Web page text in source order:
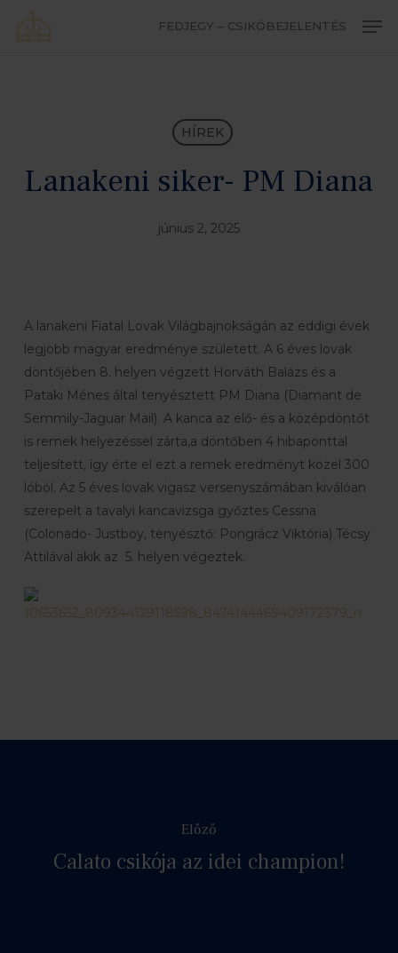
FEDJEGY – CSIKÓBEJELENTÉS
HÍREK
Lanakeni siker- PM Diana
június 2, 2025
A lanakeni Fiatal Lovak Világbajnokságán az eddigi évek
legjobb magyar eredménye született. A 6 éves lovak
döntőjében 8. helyen végzett Horváth Balázs és a
Pataki Ménes által tenyésztett PM Diana (Diamant de
Semmily-Jaguar Mail). A kanca az elő- és a középdöntőt
is remek helyezéssel zárta,a döntőben 4 hibaponttal
teljesített, így érte el ezt a remek eredményt közel 300
lóból. Az 5 éves lovak vigasz versenyszámában kiválóan
szerepelt a tavalyi kancavizsga győztes Cessna
(Colonado- Justboy, tenyésztő: Pongrácz Viktória) Técsy
Attilával akik az 5. helyen végeztek.
Előző
Calato csikója az idei champion!